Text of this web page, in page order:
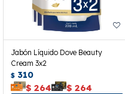
Jabón Líquido Dove Beauty
Cream 3x2
$ 310
$ 264 $ 264